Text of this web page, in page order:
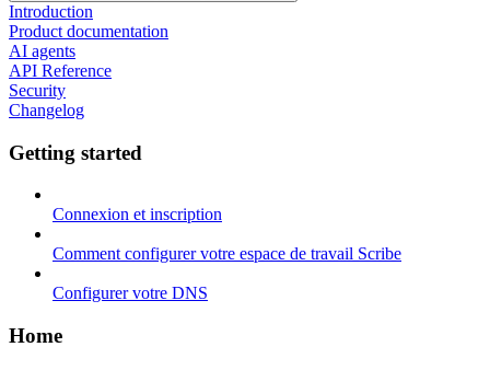
Introduction
Product documentation
AI agents
API Reference
Security
Changelog
Getting started
Connexion et inscription
Comment configurer votre espace de travail Scribe
Configurer votre DNS
Home